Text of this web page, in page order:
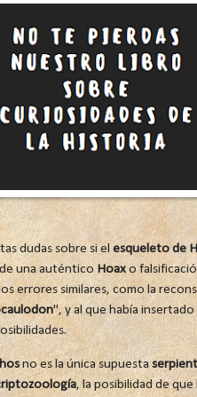
dudas sobre si el esqueleto de
una auténtico Hoaxo
errores similares, como la
", y al que había
no es la única supuesta
, la posibilidad de